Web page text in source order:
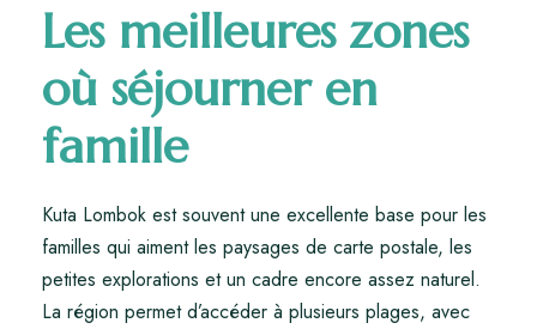
Les meilleures zones
où séjourner en
famille
Kuta Lombok est souvent une excellente base pour les
familles qui aiment les paysages de carte postale, les
petites explorations et un cadre encore assez naturel.
La région permet d’accéder à plusieurs plages, avec